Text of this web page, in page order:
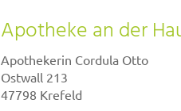
Apotheke an der
Apothekerin Cordula Otto
Ostwall 213
47798 Krefeld